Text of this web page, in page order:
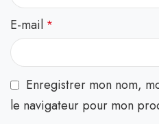
E-mail *
Enregistrer mon nom,
le navigateur pour mon